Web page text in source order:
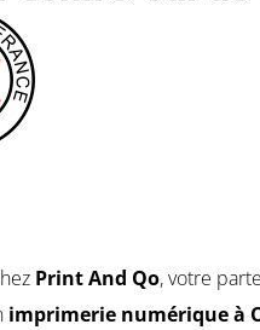
Print And Qo, votre
imprimerie numérique à